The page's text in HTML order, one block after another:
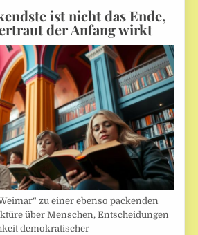
ist nicht das Ende,
der Anfang wirkt
zu einer ebenso packenden
über Menschen, Entscheidungen
demokratischer